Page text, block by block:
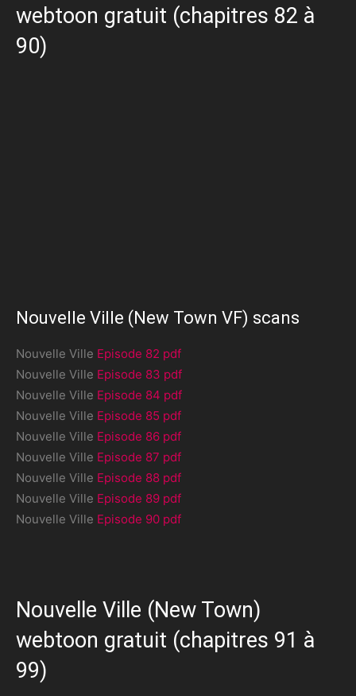
webtoon gratuit (chapitres 82 à
90)
Nouvelle Ville (New Town VF) scans
Nouvelle Ville Episode 82 pdf
Nouvelle Ville Episode 83 pdf
Nouvelle Ville Episode 84 pdf
Nouvelle Ville Episode 85 pdf
Nouvelle Ville Episode 86 pdf
Nouvelle Ville Episode 87 pdf
Nouvelle Ville Episode 88 pdf
Nouvelle Ville Episode 89 pdf
Nouvelle Ville Episode 90 pdf
Nouvelle Ville (New Town)
webtoon gratuit (chapitres 91 à
99)